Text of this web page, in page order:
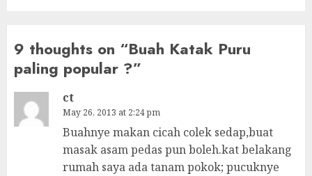
9 thoughts on “Buah Katak Puru
paling popular ?”
ct
May 26, 2013 at 2:24 pm
Buahnye makan cicah colek sedap,buat
masak asam pedas pun boleh.kat belakang
rumah saya ada tanam pokok; pucuknye